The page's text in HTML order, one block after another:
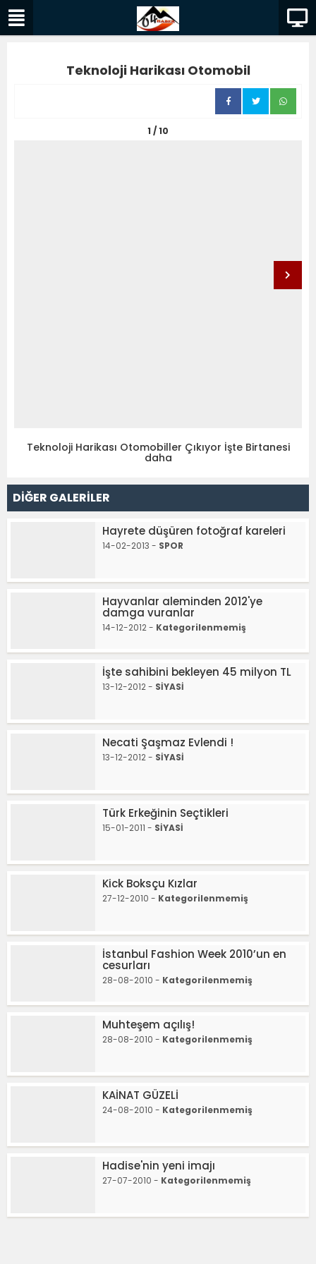
Teknoloji Harikası Otomobil
1 / 10
Teknoloji Harikası Otomobiller Çıkıyor İşte Birtanesi
daha
DİĞER GALERİLER
Hayrete düşüren fotoğraf kareleri
14-02-2013 - SPOR
Hayvanlar aleminden 2012'ye
damga vuranlar
14-12-2012 - Kategorilenmemiş
İşte sahibini bekleyen 45 milyon TL
13-12-2012 - SİYASİ
Necati Şaşmaz Evlendi !
13-12-2012 - SİYASİ
Türk Erkeğinin Seçtikleri
15-01-2011 - SİYASİ
Kick Boksçu Kızlar
27-12-2010 - Kategorilenmemiş
İstanbul Fashion Week 2010’un en
cesurları
28-08-2010 - Kategorilenmemiş
Muhteşem açılış!
28-08-2010 - Kategorilenmemiş
KAİNAT GÜZELİ
24-08-2010 - Kategorilenmemiş
Hadise'nin yeni imajı
27-07-2010 - Kategorilenmemiş